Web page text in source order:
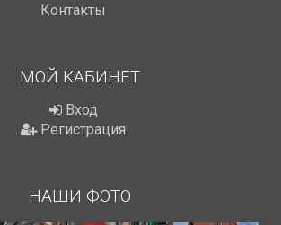
Контакты
МОЙ КАБИНЕТ
Вход
Регистрация
НАШИ ФОТО